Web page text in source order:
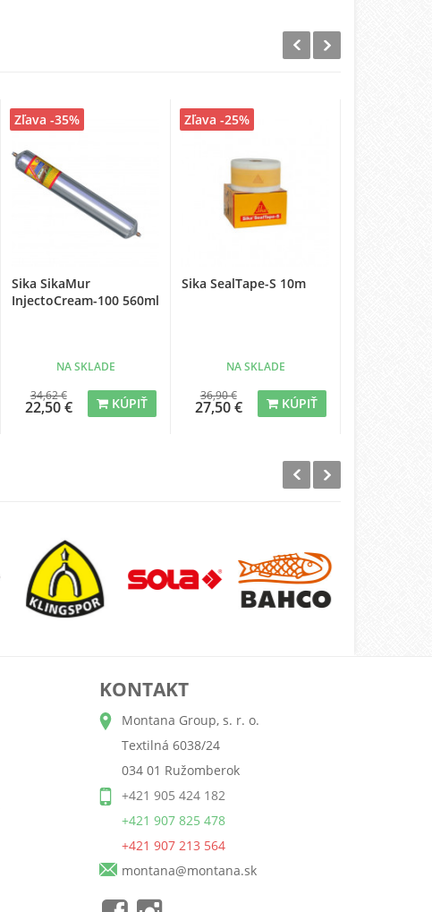
Sika SikaMur
InjectoCream-100 560ml
NA SKLADE
34,62 €
22,50 € KÚPIŤ
Zľava -35%
Sika SealTape-S 10m
NA SKLADE
36,90 €
27,50 € KÚPIŤ
Zľava -25%
KONTAKT
Montana Group, s. r. o.
Textilná 6038/24
034 01 Ružomberok
+421 905 424 182
+421 907 825 478
+421 907 213 564
montana@montana.sk